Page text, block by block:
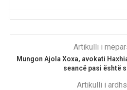
Artikulli i
Mungon Ajola Xoxa, avokati
seancë pasi është
Artikulli i